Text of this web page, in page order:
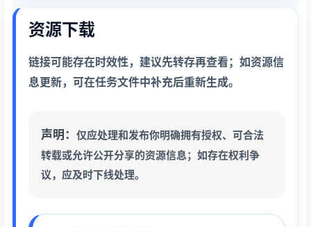
资源下载
链接可能存在时效性，建议先转存再查看；如资源信
息更新，可在任务文件中补充后重新生成。
声明： 仅应处理和发布你明确拥有授权、可合法
转载或允许公开分享的资源信息；如存在权利争
议，应及时下线处理。